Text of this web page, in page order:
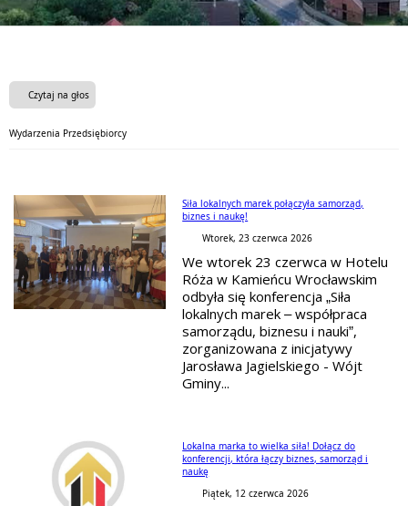
Czytaj na głos
Wydarzenia Przedsiębiorcy
Siła lokalnych marek połączyła samorząd,
biznes i naukę!
Wtorek, 23 czerwca 2026
We wtorek 23 czerwca w Hotelu
Róża w Kamieńcu Wrocławskim
odbyła się konferencja „Siła
lokalnych marek – współpraca
samorządu, biznesu i nauki”,
zorganizowana z inicjatywy
Jarosława Jagielskiego - Wójt
Gminy...
Lokalna marka to wielka siła! Dołącz do
konferencji, która łączy biznes, samorząd i
naukę
Piątek, 12 czerwca 2026